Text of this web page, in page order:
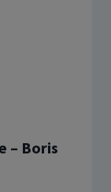
– Boris